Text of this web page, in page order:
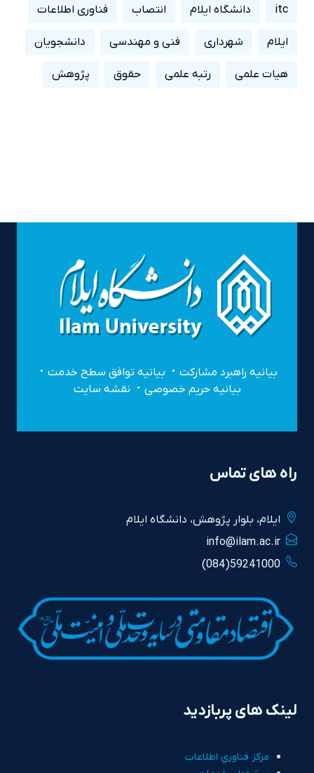
itc دانشگاه ایلام انتصاب فناوری اطلاعات
ایلام شهرداری فنی و مهندسی دانشجویان
هیات علمی رتبه علمی حقوق پژوهش
بیانیه راهبرد مشارکت
بیانیه توافق سطح خدمت
بیانیه حریم خصوصی
نقشه سایت
راه های تماس
ايلام، بلوار پژوهش، دانشگاه ايلام
info@ilam.ac.ir
59241000(084)
لینک های پربازدید
مرکز فناوري اطلاعات